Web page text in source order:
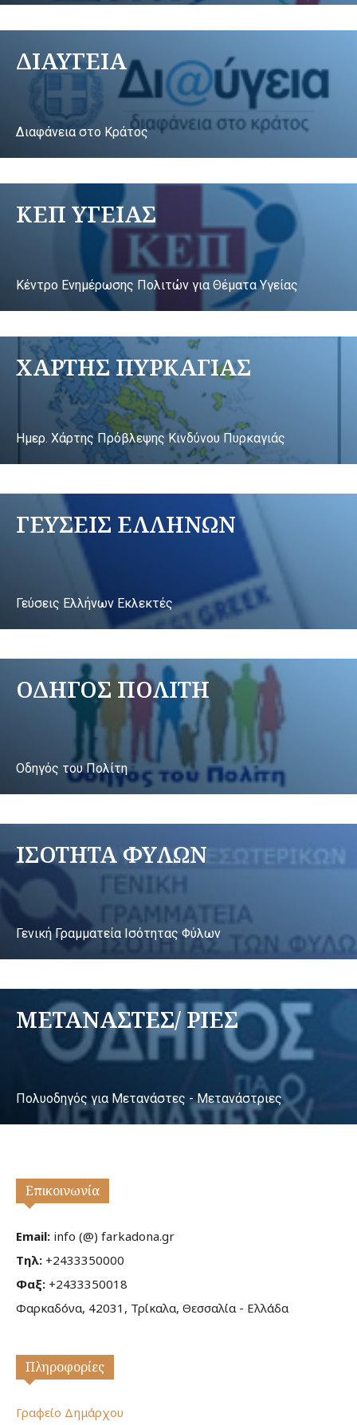
ΔΙΑΥΓΕΙΑ
Διαφάνεια στο Κράτος
ΚΕΠ ΥΓΕΙΑΣ
Κέντρο Ενημέρωσης Πολιτών για Θέματα Υγείας
ΧΑΡΤΗΣ ΠΥΡΚΑΓΙΑΣ
Ημερ. Χάρτης Πρόβλεψης Κινδύνου Πυρκαγιάς
ΓΕΥΣΕΙΣ ΕΛΛΗΝΩΝ
Γεύσεις Ελλήνων Εκλεκτές
ΟΔΗΓΟΣ ΠΟΛΙΤΗ
Οδηγός του Πολίτη
ΙΣΟΤΗΤΑ ΦΥΛΩΝ
Γενική Γραμματεία Ισότητας Φύλων
ΜΕΤΑΝΑΣΤΕΣ/ ΡΙΕΣ
Πολυοδηγός για Μετανάστες - Μετανάστριες
Επικοινωνία
Email: info (@) farkadona.gr
Τηλ: +2433350000
Φαξ: +2433350018
Φαρκαδόνα, 42031, Τρίκαλα, Θεσσαλία - Ελλάδα
Πληροφορίες
Γραφείο Δημάρχου